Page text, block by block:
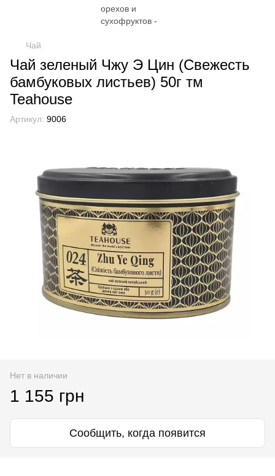
Чай
Чай зеленый Чжу Э Цин (Свежесть
бамбуковых листьев) 50г тм
Teahouse
Артикул: 9006
Нет в наличии
1 155 грн
Сообщить, когда появится